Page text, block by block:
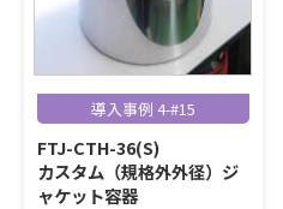
導入事例 4-#15
FTJ-CTH-36(S)
カスタム（規格外外径）ジ
ャケット容器